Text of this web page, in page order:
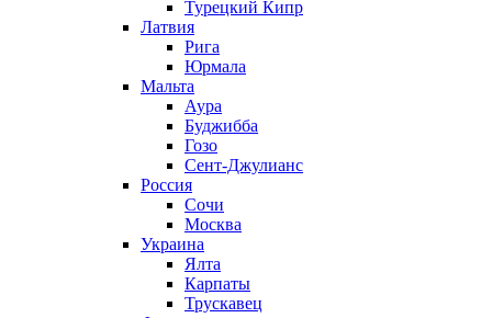
Турецкий Кипр
Латвия
Рига
Юрмала
Мальта
Аура
Буджибба
Гозо
Сент-Джулианс
Россия
Сочи
Москва
Украина
Ялта
Карпаты
Трускавец